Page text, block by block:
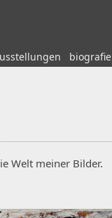
biografie
Welt meiner Bilder.